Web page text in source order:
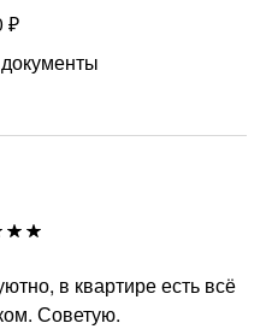
₽
в квартире есть всё
Советую.